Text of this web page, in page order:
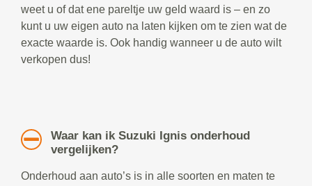
weet u of dat ene pareltje uw geld waard is – en zo
kunt u uw eigen auto na laten kijken om te zien wat de
exacte waarde is. Ook handig wanneer u de auto wilt
verkopen dus!
Waar kan ik Suzuki Ignis onderhoud
vergelijken?
Onderhoud aan auto’s is in alle soorten en maten te